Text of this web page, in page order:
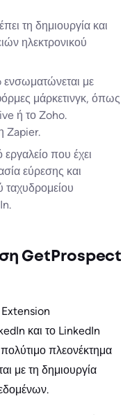
τη δημιουργία και
ηλεκτρονικού
με
μάρκετινγκ, όπως
ή το Zoho.
Zapier.
εργαλείο που έχει
εύρεσης και
ταχυδρομείου
GetProspect
και το LinkedIn
πλεονέκτημα
με τη δημιουργία